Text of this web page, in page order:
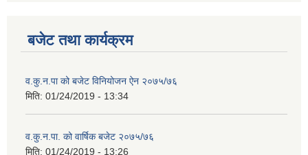
बजेट तथा कार्यक्रम
व.कु.न.पा को बजेट विनियोजन ऐन २०७५/७६
मिति: 01/24/2019 - 13:34
व.कु.न.पा. को वार्षिक बजेट २०७५/७६
मिति: 01/24/2019 - 13:26